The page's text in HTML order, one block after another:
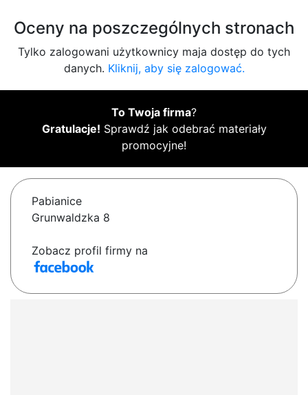
Oceny na poszczególnych stronach
Tylko zalogowani użytkownicy maja dostęp do tych
danych. Kliknij, aby się zalogować.
To Twoja firma?
Gratulacje! Sprawdź jak odebrać materiały
promocyjne!
Pabianice
Grunwaldzka 8
Zobacz profil firmy na